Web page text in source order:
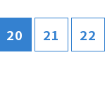
20 21 22